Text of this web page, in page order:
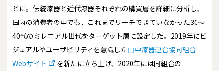
とに。伝統漆器と近代漆器それぞれの購買層を詳細に分析し、
国内の消費者の中でも、これまでリーチできていなかった30～
40代のミレニアル世代をターゲット層に設定した。2019年にビ
ジュアルやユーザビリティを意識した山中漆器連合協同組合
Webサイト
を新たに立ち上げ、2020年には同組合の